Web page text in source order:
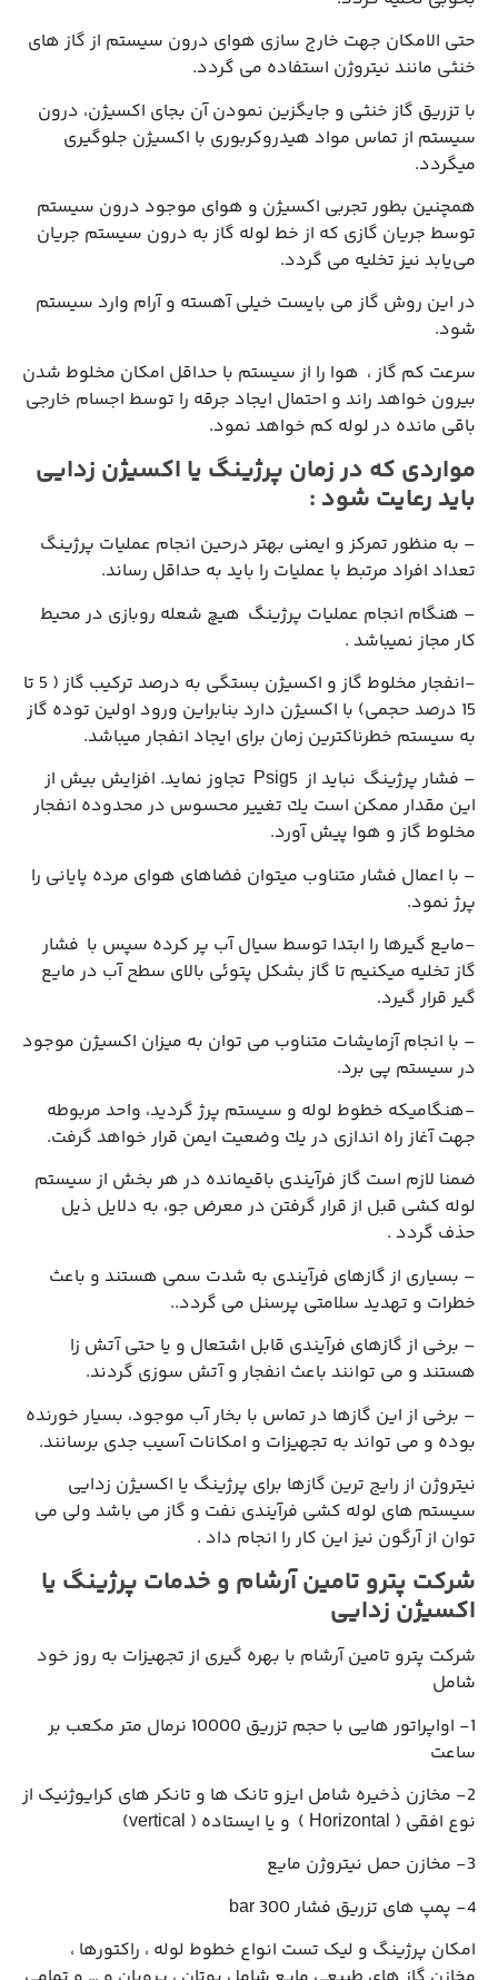
حتی الامكان جهت خارج سازی هوای درون سیستم از گاز های
خنثی مانند نیتروژن استفاده می گردد.
با تزریق گاز خنثی و جایگزین نمودن آن بجای اكسیژن، درون
سیستم از تماس مواد هیدروكربوری با اكسیژن جلوگیری
میگردد.
همچنین بطور تجربی اكسیژن و هوای موجود درون سیستم
توسط جریان گازی كه از خط لوله گاز به درون سیستم جریان
می‌یابد نیز تخلیه می گردد.
در این روش گاز می بایست خیلی آهسته و آرام وارد سیستم
شود.
سرعت كم گاز ، هوا را از سیستم با حداقل امكان مخلوط شدن
بیرون خواهد راند و احتمال ایجاد جرقه را توسط اجسام خارجی
باقی مانده در لوله كم خواهد نمود.
مواردی که در زمان پرژینگ یا اکسیژن زدایی
باید رعایت شود :
– به منظور تمركز و ایمنی بهتر درحین انجام عملیات پرژینگ
تعداد افراد مرتبط با عملیات را باید به حداقل رساند.
– هنگام انجام عملیات پرژینگ هیچ شعله روبازی در محیط
كار مجاز نمیباشد .
-انفجار مخلوط گاز و اكسیژن بستگی به درصد تركیب گاز ( 5 تا
15 درصد حجمی) با اكسیژن دارد بنابراین ورود اولین توده گاز
به سیستم خطرناكترین زمان برای ایجاد انفجار میباشد.
– فشار پرژینگ نباید از Psig5 تجاوز نماید. افزایش بیش از
این مقدار ممكن است یك تغییر محسوس در محدوده انفجار
مخلوط گاز و هوا پیش آورد.
– با اعمال فشار متناوب میتوان فضاهای هوای مرده پایانی را
پرژ نمود.
-مایع گیرها را ابتدا توسط سیال آب پر كرده سپس با فشار
گاز تخلیه میكنیم تا گاز بشكل پتوئی بالای سطح آب در مایع
گیر قرار گیرد.
– با انجام آزمایشات متناوب می توان به میزان اكسیژن موجود
در سیستم پی برد.
-هنگامیكه خطوط لوله و سیستم‌ پرژ گردید، واحد مربوطه
جهت آغاز راه اندازی در یك وضعیت ایمن قرار خواهد گرفت.
ضمنا لازم است گاز فرآیندی باقیمانده در هر بخش از سیستم
لوله کشی قبل از قرار گرفتن در معرض جو، به دلایل ذیل
حذف گردد .
– بسیاری از گازهای فرآیندی به شدت سمی هستند و باعث
خطرات و تهدید سلامتی پرسنل می گردد..
– برخی از گازهای فرآیندی قابل اشتعال و یا حتی آتش زا
هستند و می توانند باعث انفجار و آتش سوزی گردند.
– برخی از این گازها در تماس با بخار آب موجود، بسیار خورنده
بوده و می تواند به تجهیزات و امکانات آسیب جدی برسانند.
نیتروژن از رایج ترین گازها برای پرژینگ یا اکسیژن زدایی
سیستم های لوله کشی فرآیندی نفت و گاز می باشد ولی می
توان از آرگون نیز این کار را انجام داد .
شرکت پترو تامین آرشام و خدمات پرژینگ یا
اکسیژن زدایی
شرکت پترو تامین آرشام با بهره گیری از تجهیزات به روز خود
شامل
1- اواپراتور هایی با حجم تزریق 10000 نرمال متر مکعب بر
ساعت
2- مخازن ذخیره شامل ایزو تانک ها و تانکر های کرایوژنیک از
نوع افقی ( Horizontal ) و یا ایستاده ( vertical)
3- مخازن حمل نیتروژن مایع
4- پمپ های تزریق فشار 300 bar
امکان پرژینگ و لیک تست انواع خطوط لوله ، راکتورها ،